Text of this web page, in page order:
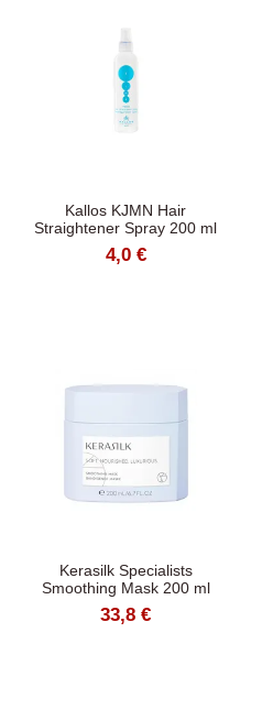
Kallos KJMN Hair
Straightener Spray 200 ml
4,0 €
Kerasilk Specialists
Smoothing Mask 200 ml
33,8 €